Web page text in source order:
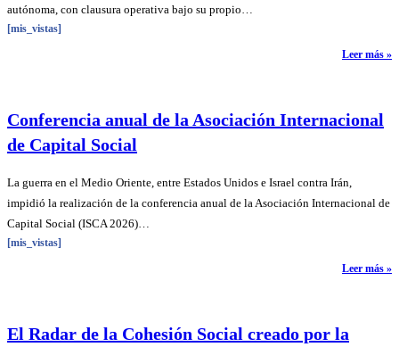
autónoma, con clausura operativa bajo su propio…
[mis_vistas]
Leer más »
Conferencia anual de la Asociación Internacional
de Capital Social
La guerra en el Medio Oriente, entre Estados Unidos e Israel contra Irán,
impidió la realización de la conferencia anual de la Asociación Internacional de
Capital Social (ISCA 2026)…
[mis_vistas]
Leer más »
El Radar de la Cohesión Social creado por la